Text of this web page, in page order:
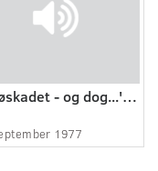
'Miljøskadet - og dog...' - Formiddagssamtale med Hannah Bjarnhof
1977